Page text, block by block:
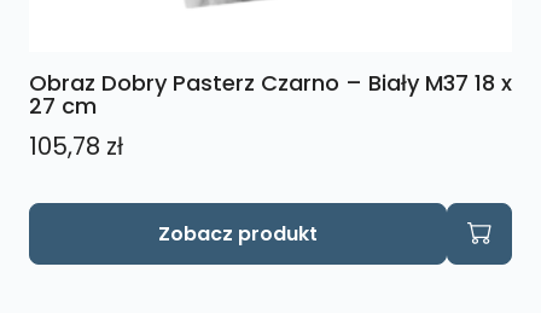
Obraz Dobry Pasterz Czarno – Biały M37 18 x
27 cm
105,78 zł
Zobacz produkt